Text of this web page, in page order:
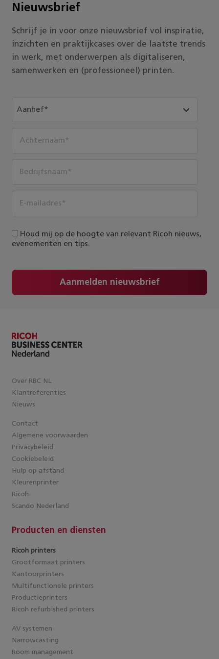
Nieuwsbrief
Schrijf je in voor onze nieuwsbrief vol inspiratie,
inzichten en praktijkcases over de laatste trends
in werk, met onderwerpen als digitaliseren,
samenwerken en (professioneel) printen.
Houd mij op de hoogte van relevant Ricoh nieuws,
evenementen en tips.
Aanmelden nieuwsbrief
Over RBC NL
Klantreferenties
Nieuws
Contact
Algemene voorwaarden
Privacybeleid
Cookiebeleid
Hulp op afstand
Kleurenprinter
Ricoh
Scando Nederland
Producten en diensten
Ricoh printers
Grootformaat printers
Kantoorprinters
Multifunctionele printers
Productieprinters
Ricoh refurbished printers
AV systemen
Narrowcasting
Room management